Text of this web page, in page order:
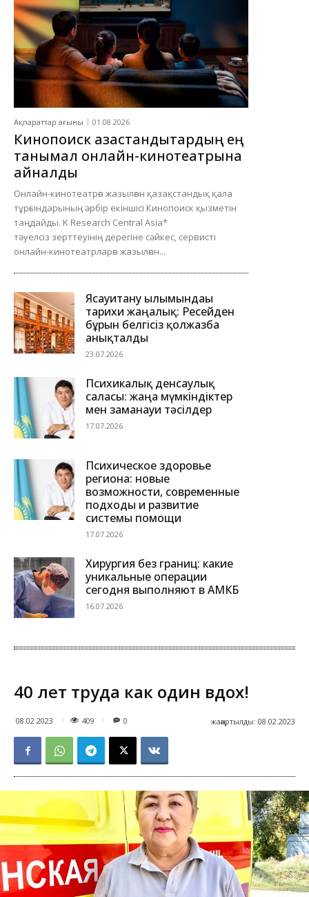
Ақпараттар ағыны 01.08.2026
Кинопоиск қазақстандықтардың ең
танымал онлайн-кинотеатрына
айналды
Онлайн-кинотеатрға жазылған қазақстандық қала
тұрғындарының әрбір екіншісі Кинопоиск қызметін
таңдайды. K Research Central Asia*
тәуелсіз зерттеуінің дерегіне сәйкес, сервисті
онлайн-кинотеатрларға жазылған...
Ясауитану ғылымындағы
тарихи жаңалық: Ресейден
бұрын белгісіз қолжазба
анықталды
23.07.2026
Психикалық денсаулық
саласы: жаңа мүмкіндіктер
мен заманауи тәсілдер
17.07.2026
Психическое здоровье
региона: новые
возможности, современные
подходы и развитие
системы помощи
17.07.2026
Хирургия без границ: какие
уникальные операции
сегодня выполняют в АМКБ
16.07.2026